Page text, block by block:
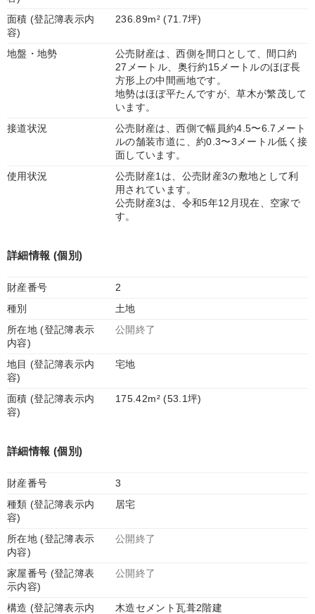
面積 (登記簿表示内
容)
236.89m² (71.7坪)
地盤・地勢
公売財産は、西側を間口として、間口約
27メートル、奥行約15メートルのほぼ長
方形上の中間画地です。
地勢はほぼ平たんですが、草木が繁茂して
います。
接道状況
公売財産は、西側で幅員約4.5〜6.7メート
ルの舗装市道に、約0.3〜3メートル低く接
面しています。
使用状況
公売財産1は、公売財産3の敷地として利
用されています。
公売財産3は、令和5年12月現在、空家で
す。
詳細情報 (個別)
財産番号
2
種別
土地
所在地 (登記簿表示
内容)
公開終了
地目 (登記簿表示内
容)
宅地
面積 (登記簿表示内
容)
175.42m² (53.1坪)
詳細情報 (個別)
財産番号
3
種類 (登記簿表示内
容)
居宅
所在地 (登記簿表示
内容)
公開終了
家屋番号 (登記簿表
示内容)
公開終了
構造 (登記簿表示内
木造セメント瓦葺2階建